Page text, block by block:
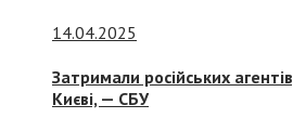
14.04.2025
Затримали російських
Києві, — СБУ